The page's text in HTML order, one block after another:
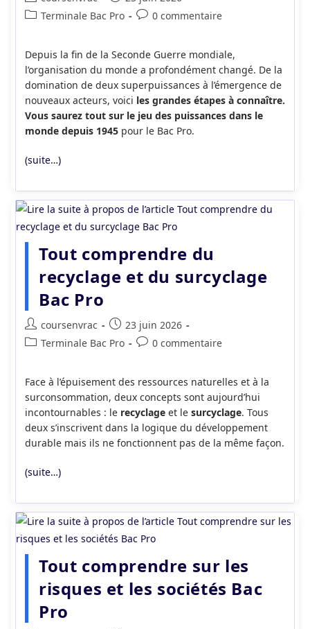
de
publiée :
PostTerminale Bac Pro
Commentaires
publication :
0 commentaire
Depuis la fin de la Seconde Guerre mondiale,
l’organisation du monde a profondément changé. De la
domination de deux superpuissances à l’émergence de
nouveaux acteurs, voici les grandes étapes à connaître.
Vous saurez tout sur le jeu des puissances dans le
monde depuis 1945pour le Bac Pro.
(suite…)
Tout comprendre du
recyclage et du surcyclage
Bac Pro
Auteur/autrice
de
coursenvrac
Publication
publiée :
23 juin 2026
PostTerminale Bac Pro
Commentaires
publication :
0 commentaire
Face à l’épuisement des ressources naturelles et à la
surconsommation, deux concepts sont aujourd’hui
incontournables : le recyclageet le surcyclage. Tous
deux s’inscrivent dans la logique du développement
durable mais ils ne fonctionnent pas de la même façon.
(suite…)
Tout comprendre sur les
risques et les sociétés Bac
Pro